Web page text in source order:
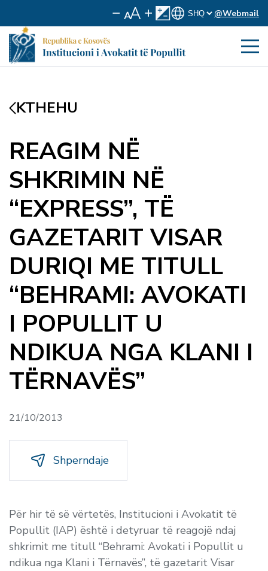
@Webmail
KTHEHU
REAGIM NË
SHKRIMIN NË
“EXPRESS”, TË
GAZETARIT VISAR
DURIQI ME TITULL
“BEHRAMI: AVOKATI
I POPULLIT U
NDIKUA NGA KLANI I
TËRNAVËS”
21/10/2013
Shperndaje
Për hir të së vërtetës, Institucioni i Avokatit të
Popullit (IAP) është i detyruar të reagojë ndaj
shkrimit me titull “Behrami: Avokati i Popullit u
ndikua nga Klani i Tërnavës”, të gazetarit Visar